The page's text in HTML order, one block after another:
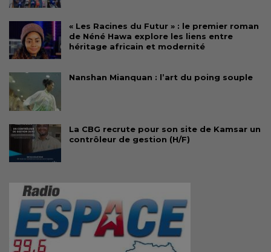
« Les Racines du Futur » : le premier roman
de Néné Hawa explore les liens entre
héritage africain et modernité
Nanshan Mianquan : l’art du poing souple
La CBG recrute pour son site de Kamsar un
contrôleur de gestion (H/F)